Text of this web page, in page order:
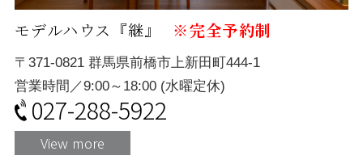
モデルハウス『継』 ※完全予約制
〒371-0821 群馬県前橋市上新田町444-1
営業時間／9:00～18:00 (水曜定休)
027-288-5922
View more